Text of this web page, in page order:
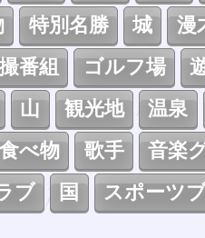
特別名勝 城
漫
番組 ゴルフ場
山 観光地
温泉
食べ物 歌手
音楽
ブ
国 スポーツ